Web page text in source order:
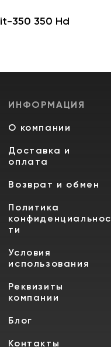
350 350 Hd
ИНФОРМАЦИЯ
О компании
Доставка и
оплата
Возврат и обмен
Политика
конфиденциальнос
ти
Условия
использования
Реквизиты
компании
Блог
Контакты